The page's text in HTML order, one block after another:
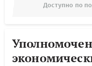
Доступно по